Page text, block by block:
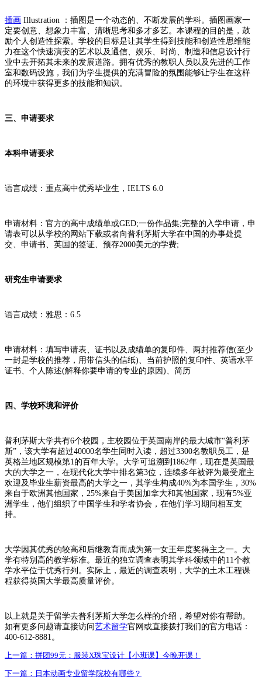
插画 Illustration ：插图是一个动态的、不断发展的学科。插图画家一
定要创意、想象力丰富、清晰思考和多才多艺。本课程的目的是，鼓
励个人创造性探索。学校的目标是让其学生得到技能和创造性思维能
力在这个快速演变的艺术以及通信、娱乐、时尚、制造和信息设计行
业中去开拓其未来的发展道路。拥有优秀的教职人员以及先进的工作
室和数码设施，我们为学生提供的充满冒险的氛围能够让学生在这样
的环境中获得更多的技能和知识。
三、申请要求
本科申请要求
语言成绩：重点高中优秀毕业生，IELTS 6.0
申请材料：官方的高中成绩单或GED;一份作品集;完整的入学申请，申
请表可以从学校的网站下载或者向普利茅斯大学在中国的办事处提
交、申请书、英国的签证、预存2000美元的学费;
研究生申请要求
语言成绩：雅思：6.5
申请材料：填写申请表、证书以及成绩单的复印件、两封推荐信(至少
一封是学校的推荐，用带信头的信纸)、当前护照的复印件、英语水平
证书、个人陈述(解释你要申请的专业的原因)、简历
四、学校环境和评价
普利茅斯大学共有6个校园，主校园位于英国南岸的最大城市“普利茅
斯”，该大学有超过40000名学生同时入读，超过3300名教职员工，是
英格兰地区规模第1的百年大学。大学可追溯到1862年，现在是英国最
大的大学之一，在现代化大学中排名第3位，连续多年被评为最受雇主
欢迎及毕业生薪资最高的大学之一，其学生构成40%为本国学生，30%
来自于欧洲其他国家，25%来自于美国加拿大和其他国家，现有5%亚
洲学生，他们组织了中国学生和学者协会，在他们学习期间相互支
持。
大学因其优秀的较高和后继教育而成为第一女王年度奖得主之一。大
学有特别高的教学标准。最近的独立调查表明其学科领域中的11个教
学水平位于优秀行列。实际上，最近的调查表明，大学的土木工程课
程获得英国大学最高质量评价。
以上就是关于留学去普利茅斯大学怎么样的介绍，希望对你有帮助。
如有更多问题请直接访问艺术留学官网或直接拨打我们的官方电话：
400-612-8881。
上一篇： 拼团99元：服装X珠宝设计【小班课】今晚开课！
下一篇： 日本动画专业留学院校有哪些？